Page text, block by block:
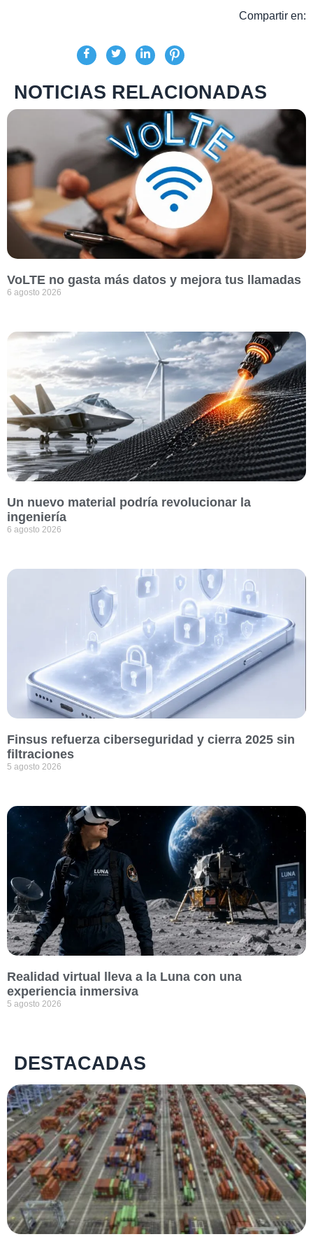
Compartir en:
NOTICIAS RELACIONADAS
VoLTE no gasta más datos y mejora tus llamadas
6 agosto 2026
Un nuevo material podría revolucionar la
ingeniería
6 agosto 2026
Finsus refuerza ciberseguridad y cierra 2025 sin
filtraciones
5 agosto 2026
Realidad virtual lleva a la Luna con una
experiencia inmersiva
5 agosto 2026
DESTACADAS